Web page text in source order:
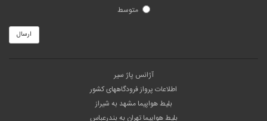
متوسط
ارسال
آژانس پاژ سیر
اطلاعات پرواز فرودگاههای کشور
بلیط هواپیما مشهد به شیراز
بلیط هواپیما تهران به بندرعباس